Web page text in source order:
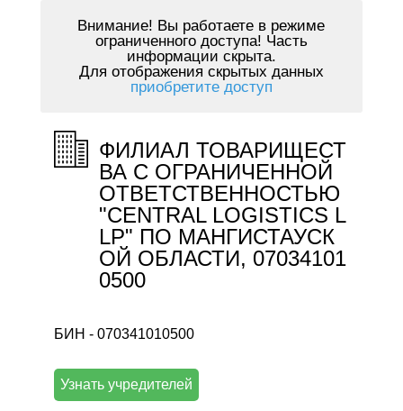
Внимание! Вы работаете в режиме
ограниченного доступа! Часть
информации скрыта.
Для отображения скрытых данных
приобретите доступ
ФИЛИАЛ ТОВАРИЩЕСТ
ВА С ОГРАНИЧЕННОЙ
ОТВЕТСТВЕННОСТЬЮ
"CENTRAL LOGISTICS L
LP" ПО МАНГИСТАУСК
ОЙ ОБЛАСТИ, 07034101
0500
БИН - 070341010500
Узнать учредителей